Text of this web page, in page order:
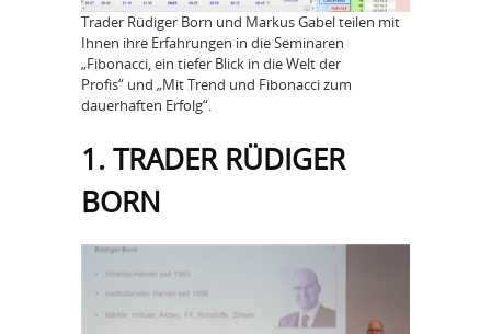
Trader Rüdiger Born und Markus Gabel teilen mit
Ihnen ihre Erfahrungen in die Seminaren
„Fibonacci, ein tiefer Blick in die Welt der
Profis“ und „Mit Trend und Fibonacci zum
dauerhaften Erfolg“.
1. TRADER RÜDIGER
BORN